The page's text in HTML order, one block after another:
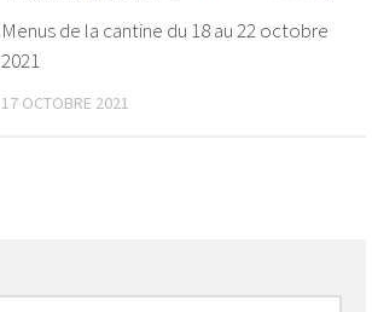
Menus de la cantine du 18 au 22 octobre
2021
17 OCTOBRE 2021